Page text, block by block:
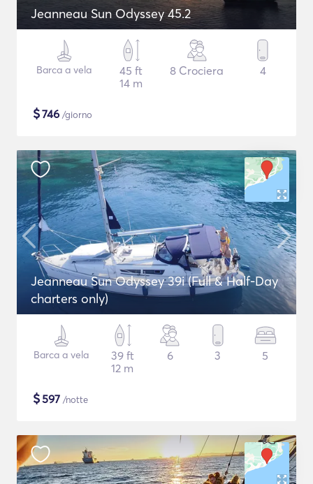
Jeanneau Sun Odyssey 45.2
Barca a vela
45 ft
14 m
8 Crociera 4
$746 /giorno
Jeanneau Sun Odyssey 39i (Full & Half-Day
charters only)
Barca a vela
39 ft
12 m
6 3 5
$597 /notte